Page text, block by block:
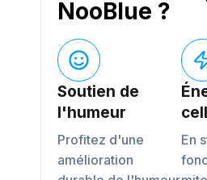
NooBlue ?
Soutien de
l'humeur
Profitez d'une
amélioration
En